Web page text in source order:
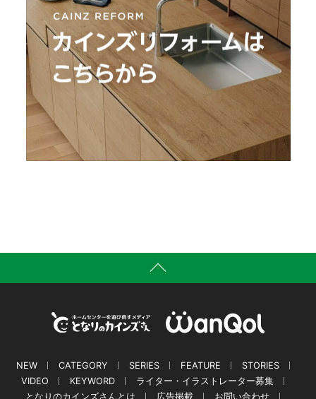
NEW CATEGORY SERIES FEATURE
STORIES
VIDEO
KEYWORD
ライター・イラストレーター募集
となりのカインズさんとは
広告掲載 お問い合わせ